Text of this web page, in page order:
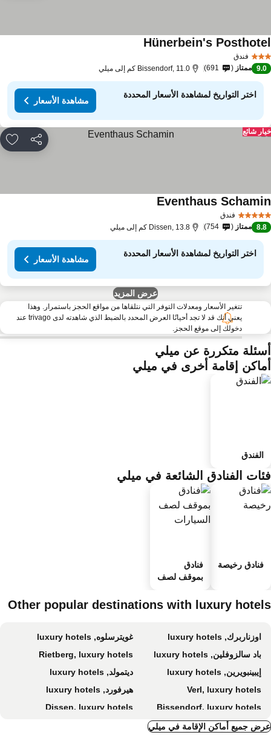
فندق
Hünerbein's
9.0 ممتاز 691 Bissendorf, 11.0 كم إلى ميلي
اختر التواريخ لمشاهدة الأسعار المحددة
مشاهدة الأسعار
مشاركة
شائع
فندق
Eventhaus
8.8 ممتاز 754 Dissen, 13.8 كم إلى ميلي
اختر التواريخ لمشاهدة الأسعار المحددة
مشاهدة الأسعار
عرض المزيد
تتغير الأسعار ومعدلات التوفر التي نتلقاها من مواقع الحجز باستمرار. وهذا
يعني أنك قد لا تجد أحيانًا العرض المحدد بالضبط الذي شاهدته لدى trivago عند
دخولك إلى موقع الحجز.
متكررة عن ميلي
إقامة أخرى في ميلي
الفندق
الفنادق الشائعة في ميلي
فنادق رخيصة
فنادق
بموقف لصف
السيارات
Other popular destinations with luxury
اوزناربرك, luxury hotels
غويترسلوه, luxury hotels
باد سالزوفلين, luxury hotels
Rietberg, luxury hotels
إيبينبويرين, luxury hotels
ديتمولد, luxury hotels
Verl, luxury hotels
هيرفورد, luxury hotels
Bissendorf, luxury hotels
Dissen, luxury hotels
بورتا فيستفاليكا, luxury hotels
جميع أماكن الإقامة في ميلي